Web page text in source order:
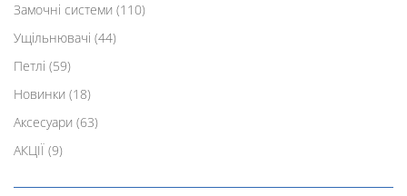
Замочні системи (110)
Ущільнювачі (44)
Петлі (59)
Новинки (18)
Аксесуари (63)
АКЦІЇ (9)